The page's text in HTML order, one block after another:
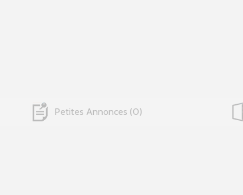
Petites Annonces 0